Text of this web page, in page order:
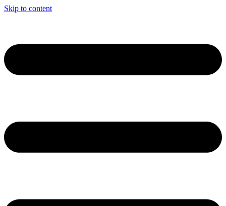
Skip to content